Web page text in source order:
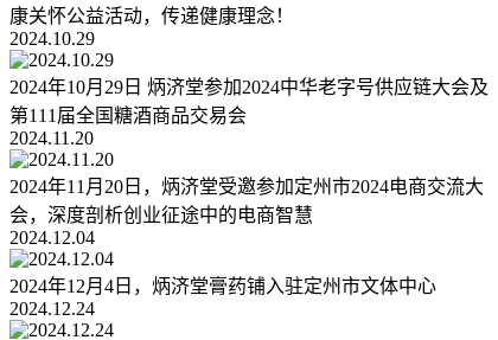
康关怀公益活动，传递健康理念！
2024.10.29
2024年10月29日 炳济堂参加2024中华老字号供应链大会及
第111届全国糖酒商品交易会
2024.11.20
2024年11月20日，炳济堂受邀参加定州市2024电商交流大
会，深度剖析创业征途中的电商智慧
2024.12.04
2024年12月4日，炳济堂膏药铺入驻定州市文体中心
2024.12.24